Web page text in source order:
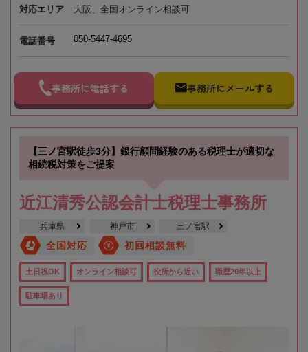
対応エリア 大阪、全国オンライン相談可
電話番号 050-5447-4695
事務所に電話する 事務所にメールする
【三ノ宮駅徒歩3分】銀行顧問経験のある税理士が適切な
相続税対策をご提案
近江清秀公認会計士税理士事務所
兵庫県 神戸市 三ノ宮駅
全国対応 初回相談無料
土日祝OK オンライン相談可 役所から近い 職歴20年以上
駐車場あり